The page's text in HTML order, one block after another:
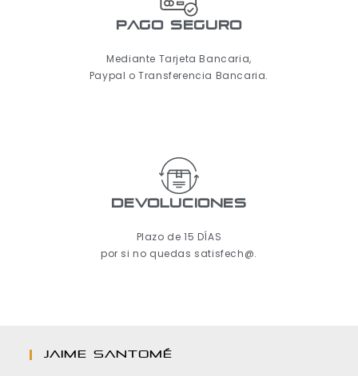
pago seguro
Mediante Tarjeta Bancaria,
Paypal o Transferencia Bancaria.
Devoluciones
Plazo de 15 DÍAS
por si no quedas satisfech@.
JAIME SANTOMÉ